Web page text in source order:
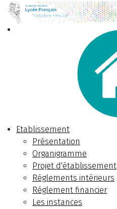
Etablissement
Présentation
Organigramme
Projet d'établissement
Réglements intérieurs
Réglement financier
Les instances